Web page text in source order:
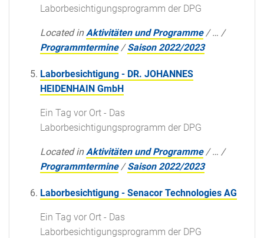
Laborbesichtigungsprogramm der DPG
Located in Aktivitäten und Programme /… /
Programmtermine /Saison 2022/2023
Laborbesichtigung - DR. JOHANNES
HEIDENHAIN GmbH
Ein Tag vor Ort - Das
Laborbesichtigungsprogramm der DPG
Located in Aktivitäten und Programme /… /
Programmtermine /Saison 2022/2023
Laborbesichtigung - Senacor Technologies AG
Ein Tag vor Ort - Das
Laborbesichtigungsprogramm der DPG